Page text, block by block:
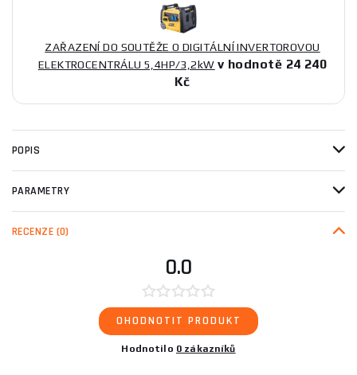
ZAŘAZENÍ DO SOUTĚŽE O DIGITÁLNÍ INVERTOROVOU
ELEKTROCENTRÁLU 5,4HP/3,2kW v hodnotě 24 240
Kč
POPIS
PARAMETRY
RECENZE (0)
0.0
OHODNOTIT PRODUKT
Hodnotilo 0 zákazníků